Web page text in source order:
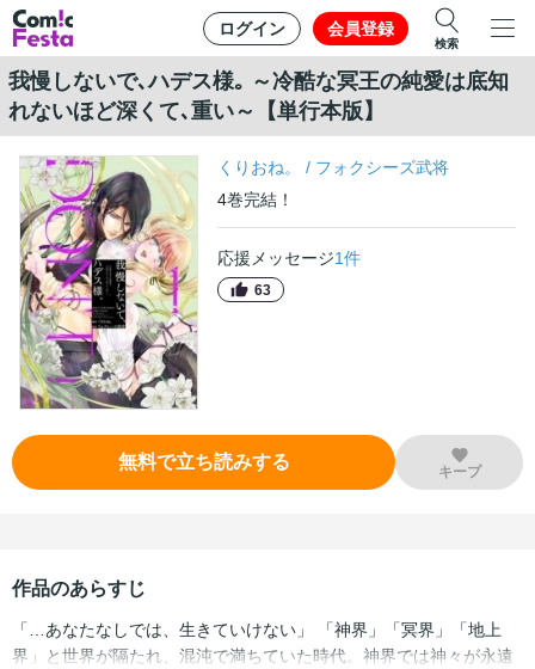
ログイン 会員登録
検索
我慢しないで､ハデス様｡ ～冷酷な冥王の純愛は底知
れないほど深くて､重い～【単行本版】
くりおね。 / フォクシーズ武将
4巻完結！
応援メッセージ1件
63
無料で立ち読みする キープ
作品のあらすじ
「…あなたなしでは、生きていけない」 「神界」「冥界」「地上
界」と世界が隔たれ、混沌で満ちていた時代。神界では神々が永遠